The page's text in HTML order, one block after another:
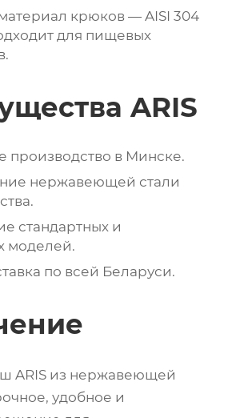
крюков — AISI 304
для пищевых
ARIS
производство в Минске.
нержавеющей стали
стандартных и
моделей.
по всей Беларуси.
ARIS из нержавеющей
удобное и